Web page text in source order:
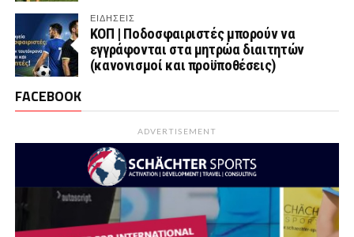
ΕΙΔΗΣΕΙΣ
ΚΟΠ | Ποδοσφαιριστές μπορούν να
εγγράφονται στα μητρώα διαιτητών
(κανονισμοί και προϋποθέσεις)
FACEBOOK
ADVERTISEMENT